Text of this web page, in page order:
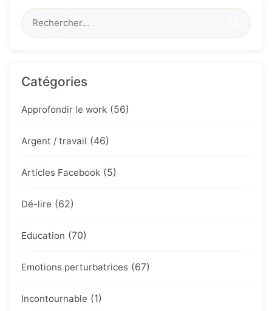
Catégories
Approfondir le work (56)
Argent / travail (46)
Articles Facebook (5)
Dé-lire (62)
Education (70)
Emotions perturbatrices (67)
Incontournable (1)